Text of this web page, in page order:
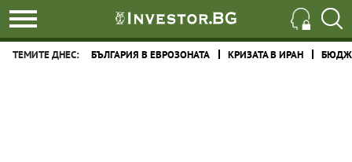
ТЕМИТЕ ДНЕС: БЪЛГАРИЯ В ЕВРОЗОНАТА КРИЗАТА В ИРАН